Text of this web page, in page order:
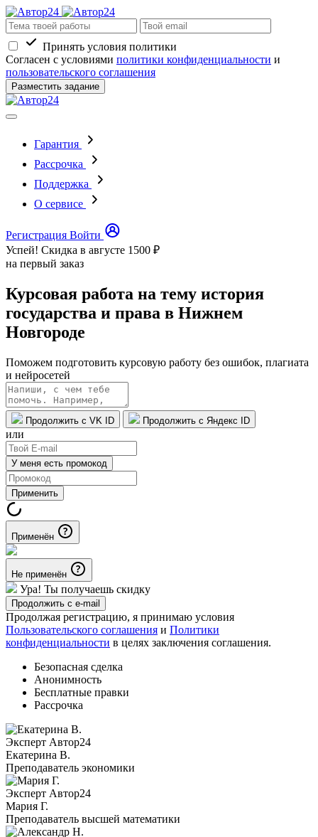
Принять условия политики
Согласен с условиями политики конфиденциальности и
пользовательского соглашения
Разместить задание
Гарантия
Рассрочка
Поддержка
О сервисе
Регистрация Войти
Успей! Скидка в августе 1500 ₽
на первый заказ
Курсовая работа на тему история
государства и права в Нижнем
Новгороде
Поможем подготовить курсовую работу без ошибок, плагиата
и нейросетей
Продолжить с VK ID Продолжить с Яндекс ID
или
У меня есть промокод
Применить
Применён
Не применён
Ура! Ты получаешь скидку
Продолжить с e-mail
Продолжая регистрацию, я принимаю условия
Пользовательского соглашения и Политики
конфиденциальности в целях заключения соглашения.
Безопасная сделка
Анонимность
Бесплатные правки
Рассрочка
Эксперт Автор24
Екатерина B.
Преподаватель экономики
Эксперт Автор24
Мария Г.
Преподаватель высшей математики